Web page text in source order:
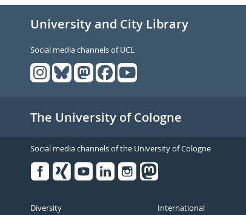
University and City Library
Social media channels of UCL
The University of Cologne
Social media channels of the University of Cologne
Diversity International